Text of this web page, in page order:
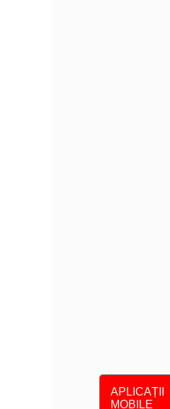
APLICAȚII
MOBILE